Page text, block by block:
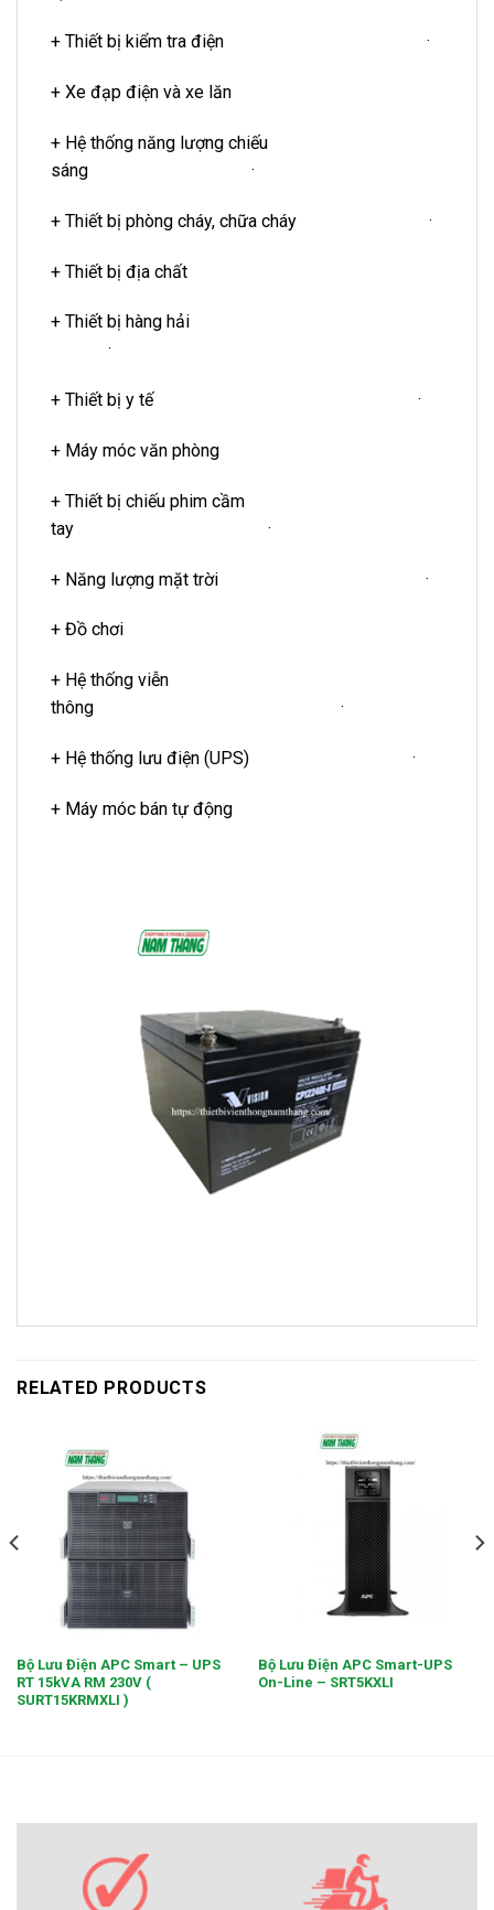
+ Thiết bị kiểm tra điện ·
+ Xe đạp điện và xe lăn
+ Hệ thống năng lượng chiếu
sáng ·
+ Thiết bị phòng cháy, chữa cháy ·
+ Thiết bị địa chất
+ Thiết bị hàng hải
·
+ Thiết bị y tế ·
+ Máy móc văn phòng
+ Thiết bị chiếu phim cầm
tay ·
+ Năng lượng mặt trời ·
+ Đồ chơi
+ Hệ thống viễn
thông ·
+ Hệ thống lưu điện (UPS) ·
+ Máy móc bán tự động
RELATED PRODUCTS
Bộ Lưu Điện APC Smart – UPS
RT 15kVA RM 230V (
SURT15KRMXLI )
Bộ Lưu Điện APC Smart-UPS
On-Line – SRT5KXLI